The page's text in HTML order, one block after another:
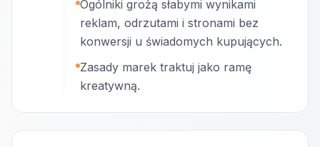
Ogólniki grożą słabymi wynikami
reklam, odrzutami i stronami bez
konwersji u świadomych kupujących.
Zasady marek traktuj jako ramę
kreatywną.